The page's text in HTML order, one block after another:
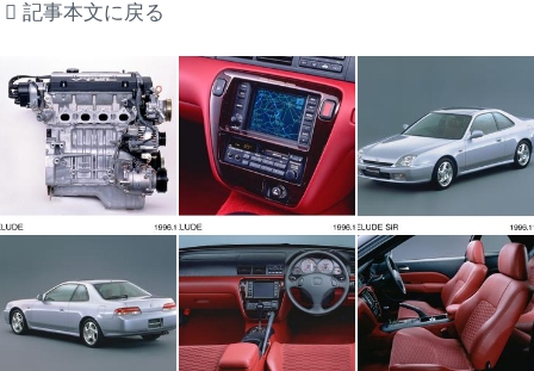
記事本文に戻る